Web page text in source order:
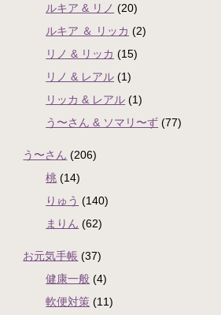
ルキア & リノ (20)
ルキア ＆ リッカ (2)
リノ & リッカ (15)
リノ & レアル (1)
リッカ & レアル (1)
う〜さん & ソマリ〜ず (77)
う〜さん (206)
桃 (14)
りゅう (140)
まりん (62)
お元気手帳 (37)
健康一般 (4)
軟便対策 (11)